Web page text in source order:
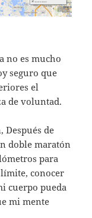
no es mucho
seguro que
el
de voluntad.
Después de
doble maratón
para
conocer
cuerpo pueda
mi mente